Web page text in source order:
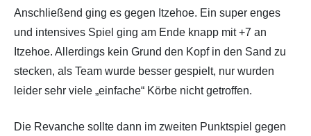
Anschließend ging es gegen Itzehoe. Ein super enges
und intensives Spiel ging am Ende knapp mit +7 an
Itzehoe. Allerdings kein Grund den Kopf in den Sand zu
stecken, als Team wurde besser gespielt, nur wurden
leider sehr viele „einfache“ Körbe nicht getroffen.
Die Revanche sollte dann im zweiten Punktspiel gegen